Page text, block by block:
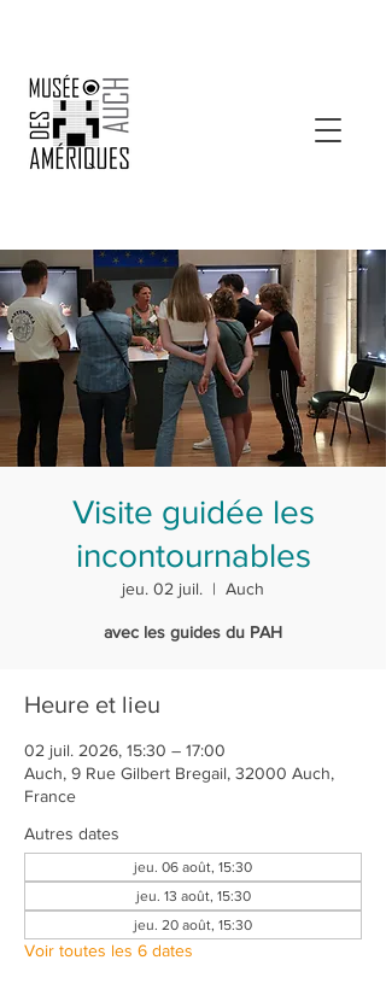
Visite guidée les
incontournables
jeu. 02 juil.
  |
Auch
avec les guides du PAH
Heure et lieu
02 juil. 2026, 15:30 – 17:00
Auch, 9 Rue Gilbert Bregail, 32000 Auch,
France
Autres dates
jeu. 06 août, 15:30
jeu. 13 août, 15:30
jeu. 20 août, 15:30
Voir toutes les 6 dates